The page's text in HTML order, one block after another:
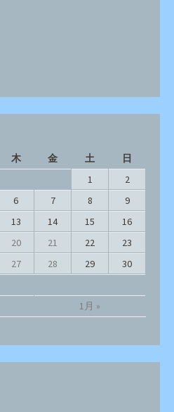
木 金 土 日
1月 »
1
2
6 7 8
9
13 14 15
16
20 21 22
23
27 28 29
30